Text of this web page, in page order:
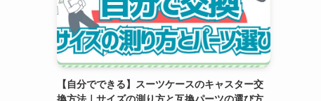
【自分でできる】スーツケースのキャスター交
換方法｜サイズの測り方と互換パーツの選び方